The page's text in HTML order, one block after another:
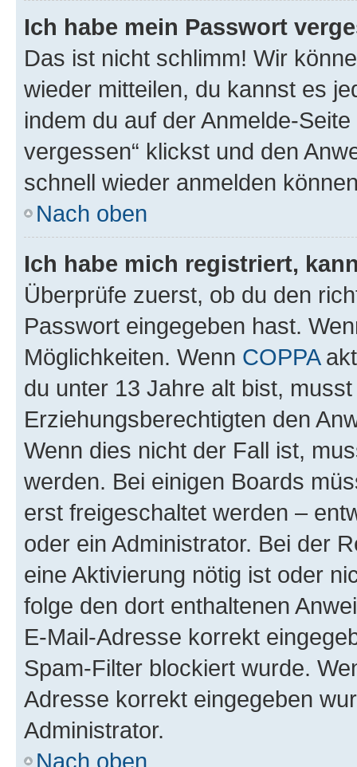
Ich habe mein Passwort
Das ist nicht schlimm! Wir
wieder mitteilen, du kannst es
indem du auf der Anmelde-
vergessen“ klickst und den
schnell wieder anmelden
Nach oben
Ich habe mich registriert,
Überprüfe zuerst, ob du den
Passwort eingegeben hast.
Möglichkeiten. Wenn COPPA
du unter 13 Jahre alt bist,
Erziehungsberechtigten den
Wenn dies nicht der Fall ist,
werden. Bei einigen Boards
erst freigeschaltet werden –
oder ein Administrator. Bei der
eine Aktivierung nötig ist oder
folge den dort enthaltenen
E-Mail-Adresse korrekt
Spam-Filter blockiert wurde.
Adresse korrekt eingegeben
Administrator.
Nach oben